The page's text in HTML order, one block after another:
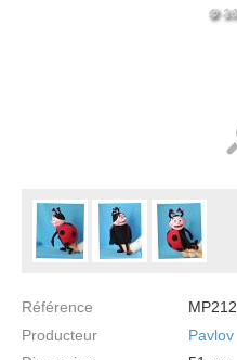
Référence
MP212
Producteur
Pavlov